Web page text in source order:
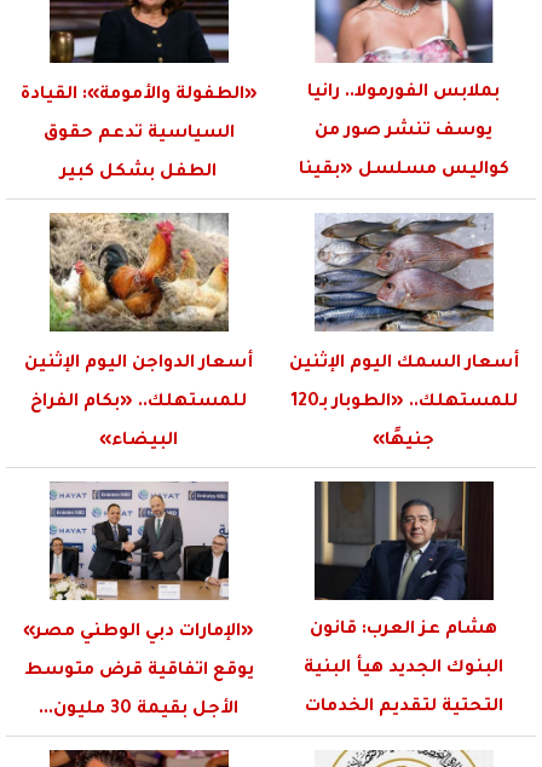
بملابس الفورمولا.. رانيا
يوسف تنشر صور من
كواليس مسلسل «بقينا
اتنين»
«الطفولة والأمومة»: القيادة
السياسية تدعم حقوق
الطفل بشكل كبير
أسعار السمك اليوم الإثنين
للمستهلك.. «الطوبار بـ120
جنيهًا»
أسعار الدواجن اليوم الإثنين
للمستهلك.. «بكام الفراخ
البيضاء»
هشام عز العرب: قانون
البنوك الجديد هيأ البنية
التحتية لتقديم الخدمات
الرقمية
«الإمارات دبي الوطني مصر»
يوقع اتفاقية قرض متوسط
الأجل بقيمة 30 مليون...